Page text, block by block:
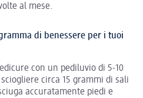
al mese.
di benessere per i tuoi
con un pediluvio di 5-10
circa 15 grammi di sali
accuratamente piedi e